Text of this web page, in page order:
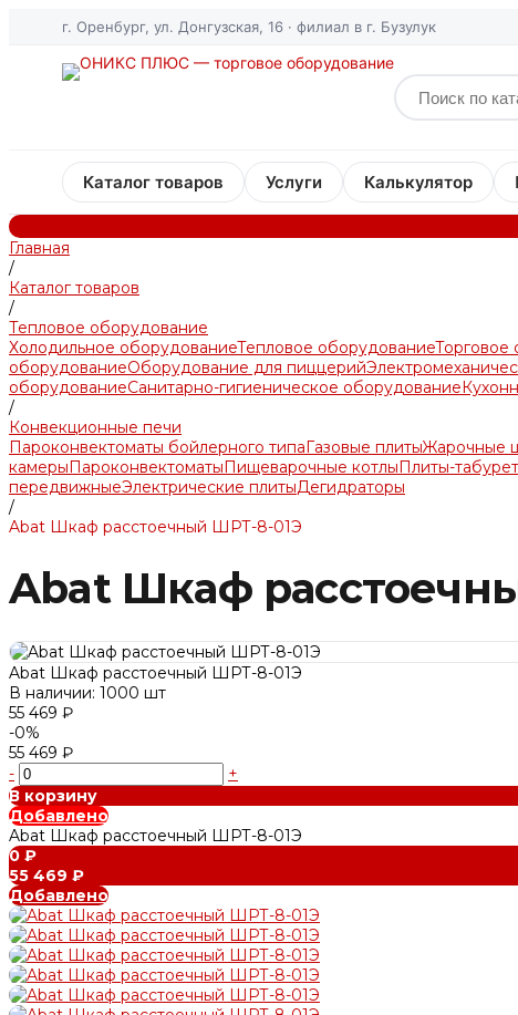
г. Оренбург, ул. Донгузская, 16 · филиал в г. Бузулук
Каталог товаров Услуги Калькулятор
Главная
/
Каталог товаров
/
Тепловое оборудование
Холодильное оборудованиеТепловое оборудованиеТорговое
оборудованиеОборудование для пиццерий
оборудованиеСанитарно-гигиеническое оборудование
/
Конвекционные печи
Пароконвектоматы бойлерного типаГазовые плитыЖарочные
камерыПароконвектоматыПищеварочные котлыПлиты-
передвижныеЭлектрические плитыДегидраторы
/
Abat Шкаф расстоечный ШРТ-8-01Э
Abat Шкаф
Abat Шкаф расстоечный ШРТ-8-01Э
В наличии: 1000 шт
55 469 ₽
-0%
55 469 ₽
-
+
В корзину
Добавлено
Abat Шкаф расстоечный ШРТ-8-01Э
0 ₽
55 469 ₽
Добавлено